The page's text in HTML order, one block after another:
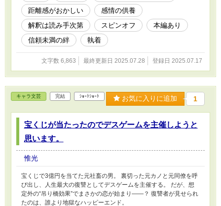
距離感がおかしい
感情の供養
解釈は読み手次第
スピンオフ
本編あり
信頼未満の絆
執着
文字数 6,863 最終更新日 2025.07.28 登録日 2025.07.17
キャラ文芸 完結 ｼｮｰﾄｼｮｰﾄ お気に入りに追加 1
宝くじが当たったのでデスゲームを主催しようと
思います。
惟光
宝くじで3億円を当てた元社畜の男。 裏切った元カノと元同僚を呼
び出し、人生最大の復讐としてデスゲームを主催する。 だが、想
定外の“吊り橋効果”でまさかの恋が始まり――？ 復讐者が見せられ
たのは、誰より地獄なハッピーエンド。